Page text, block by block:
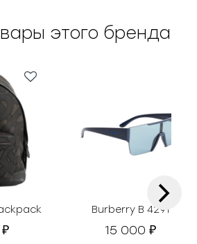
этого бренда
₽
Burberry B 4291
15 000₽
›